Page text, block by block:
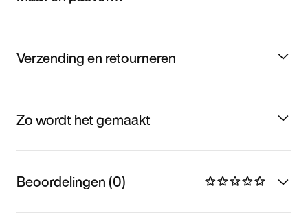
Verzending en retourneren
Zo wordt het gemaakt
Beoordelingen (0)